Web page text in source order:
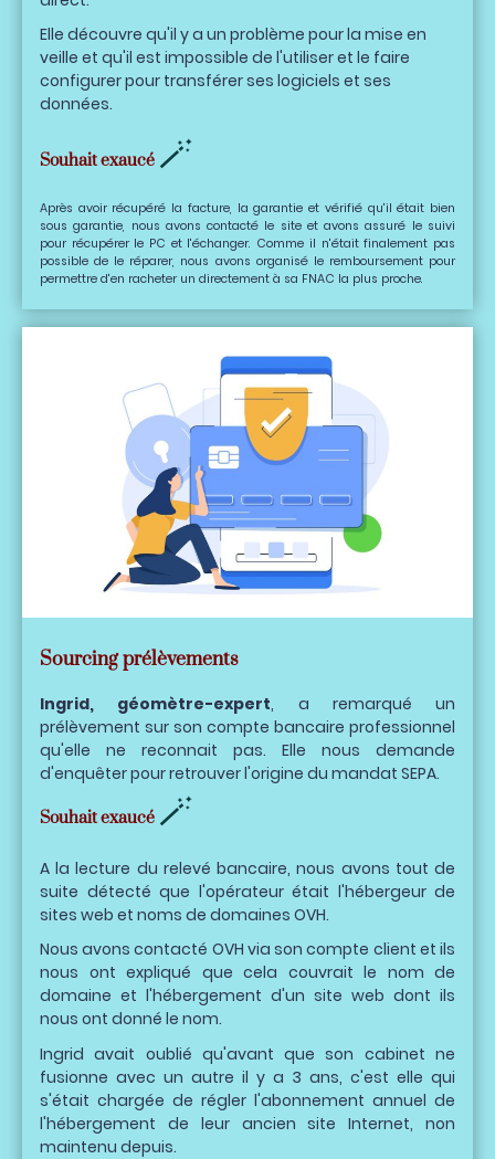
Elle découvre qu'il y a un problème pour la mise en
veille et qu'il est impossible de l'utiliser et le faire
configurer pour transférer ses logiciels et ses
données.
Souhait exaucé 🪄
Après avoir récupéré la facture, la garantie et vérifié qu'il était bien
sous garantie, nous avons contacté le site et avons assuré le suivi
pour récupérer le PC et l'échanger. Comme il n'était finalement pas
possible de le réparer, nous avons organisé le remboursement pour
permettre d'en racheter un directement à sa FNAC la plus proche.
Sourcing prélèvements
Ingrid, géomètre-expert, a remarqué un
prélèvement sur son compte bancaire professionnel
qu'elle ne reconnait pas. Elle nous demande
d'enquêter pour retrouver l'origine du mandat SEPA.
Souhait exaucé 🪄
A la lecture du relevé bancaire, nous avons tout de
suite détecté que l'opérateur était l'hébergeur de
sites web et noms de domaines OVH.
Nous avons contacté OVH via son compte client et ils
nous ont expliqué que cela couvrait le nom de
domaine et l'hébergement d'un site web dont ils
nous ont donné le nom.
Ingrid avait oublié qu'avant que son cabinet ne
fusionne avec un autre il y a 3 ans, c'est elle qui
s'était chargée de régler l'abonnement annuel de
l'hébergement de leur ancien site Internet, non
maintenu depuis.